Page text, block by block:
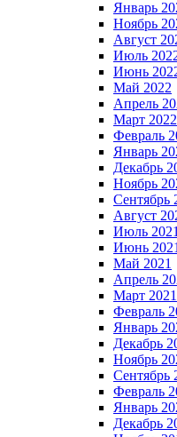
Январь
Ноябрь
Август
Июль
Июнь
Май 2022
Апрель
Март 2022
Февраль
Январь
Декабрь
Ноябрь
Сентябрь
Август
Июль 2021
Июнь 2021
Май 2021
Апрель
Март 2021
Февраль
Январь
Декабрь
Ноябрь
Сентябрь
Февраль
Январь
Декабрь